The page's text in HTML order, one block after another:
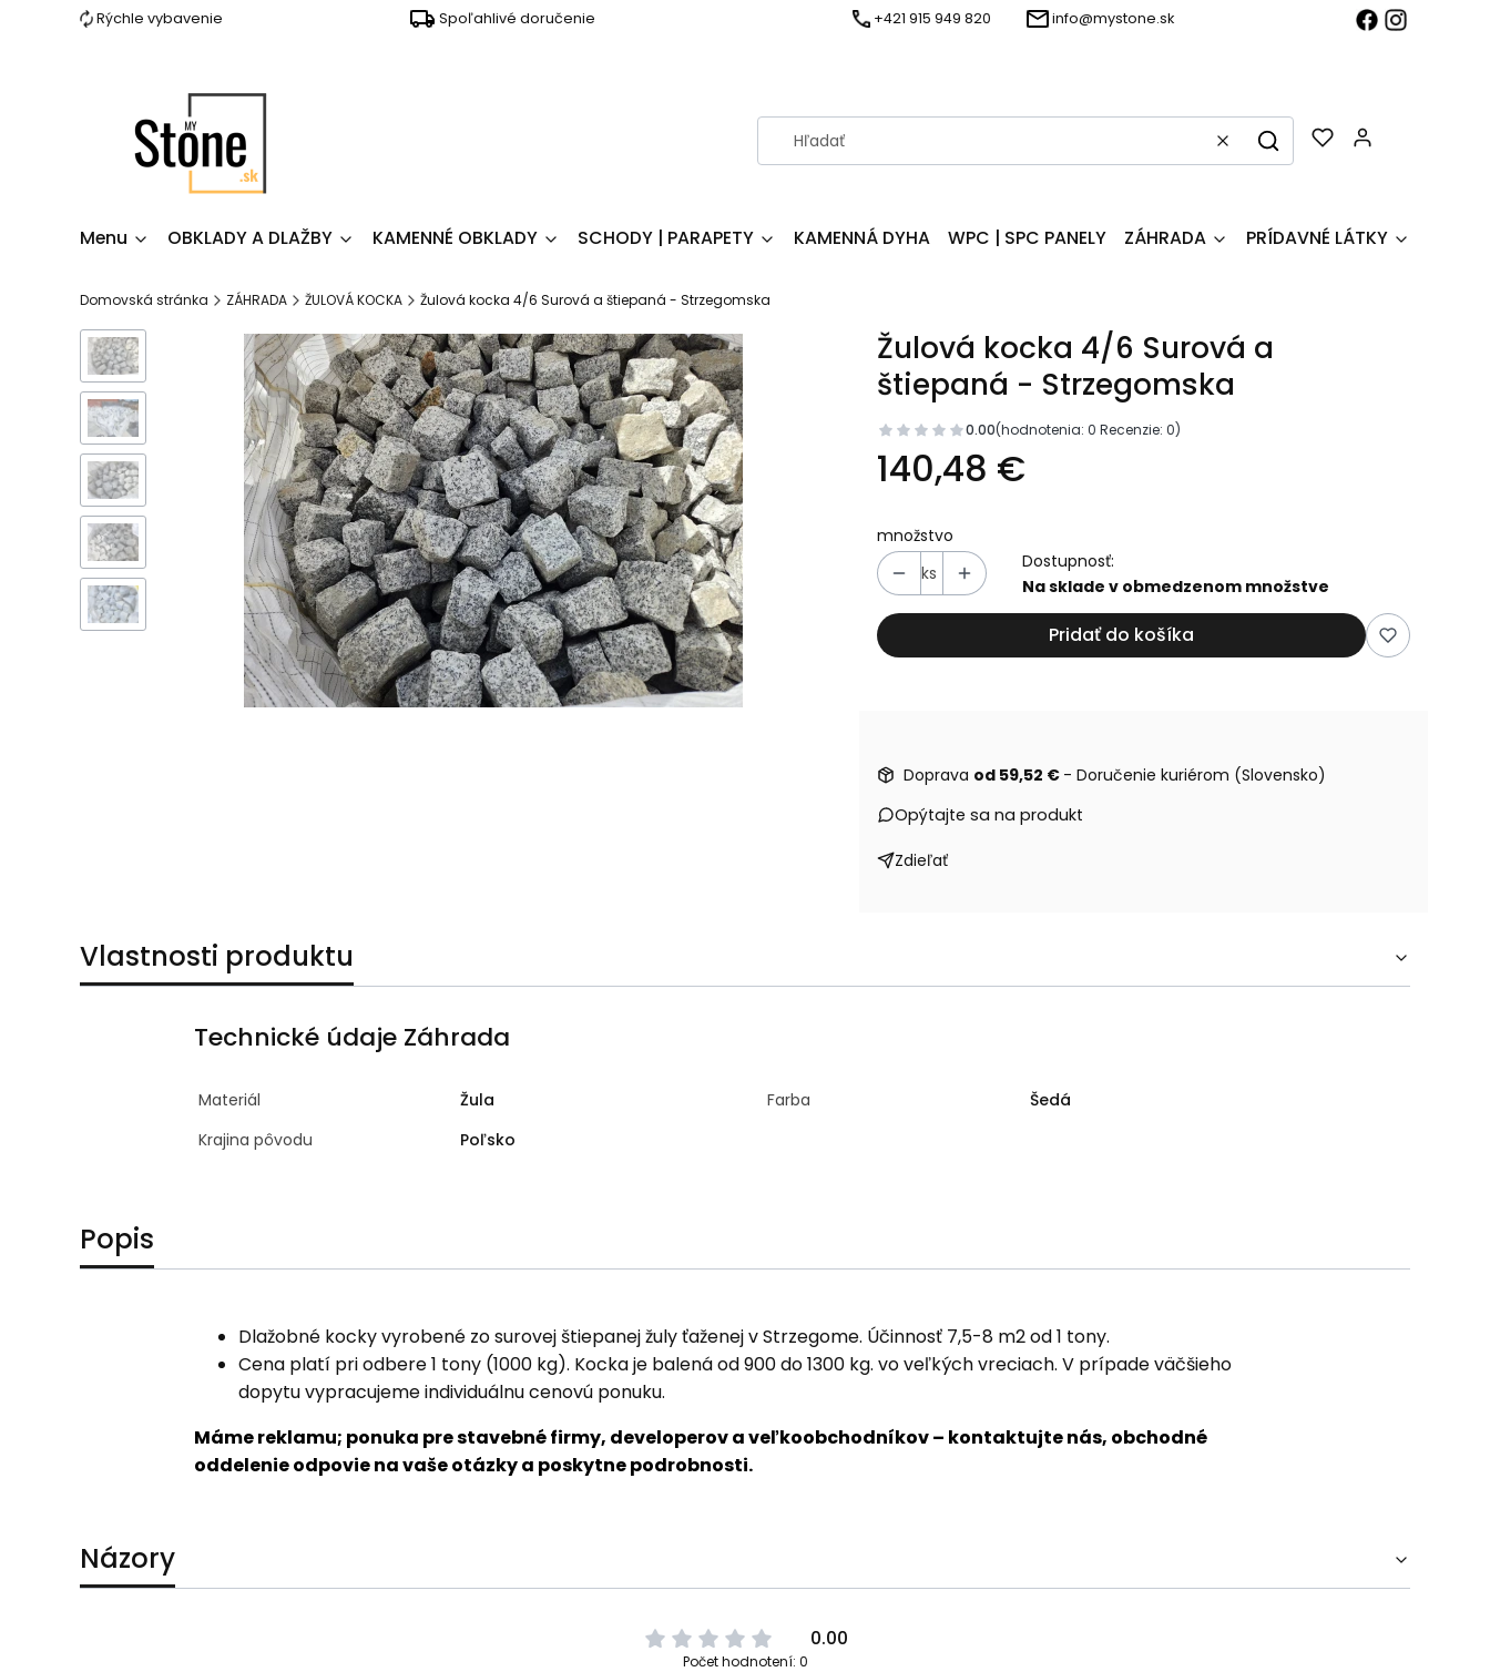
Rýchle vybavenie Spoľahlivé doručenie +421 915 949 820 info@mystone.sk
JasnéHľadať
Menu OBKLADY A DLAŽBY KAMENNÉ OBKLADY SCHODY | PARAPETY KAMENNÁ DYHA WPC | SPC PANELY ZÁHRADA PRÍDAVNÉ LÁTKY
Domovská stránka ZÁHRADA ŽULOVÁ KOCKA Žulová kocka 4/6 Surová a štiepaná - Strzegomska
Žulová kocka 4/6 Surová a
štiepaná - Strzegomska
0.00(hodnotenia: 0 Recenzie: 0)
140,48 €
množstvo
ks
Dostupnosť:
Na sklade v obmedzenom množstve
Pridať do košíka
Doprava od 59,52 € - Doručenie kuriérom (Slovensko)
Opýtajte sa na produkt
Zdieľať
Vlastnosti produktu
Technické údaje Záhrada
Materiál Žula Farba
Šedá
Krajina pôvodu
Poľsko
Popis
Dlažobné kocky vyrobené zo surovej štiepanej žuly ťaženej v Strzegome. Účinnosť 7,5-8 m2 od 1 tony.
Cena platí pri odbere 1 tony (1000 kg). Kocka je balená od 900 do 1300 kg. vo veľkých vreciach. V prípade väčšieho
dopytu vypracujeme individuálnu cenovú ponuku.
Máme reklamu; ponuka pre stavebné firmy, developerov a veľkoobchodníkov – kontaktujte nás, obchodné
oddelenie odpovie na vaše otázky a poskytne podrobnosti.
Názory
0.00
Počet hodnotení: 0